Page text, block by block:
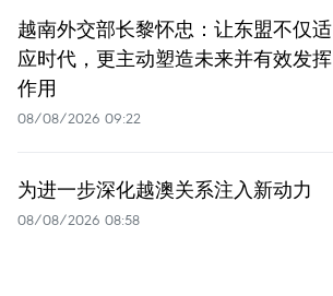
越南外交部长黎怀忠：让东盟不仅适
应时代，更主动塑造未来并有效发挥
作用
08/08/2026 09:22
为进一步深化越澳关系注入新动力
08/08/2026 08:58